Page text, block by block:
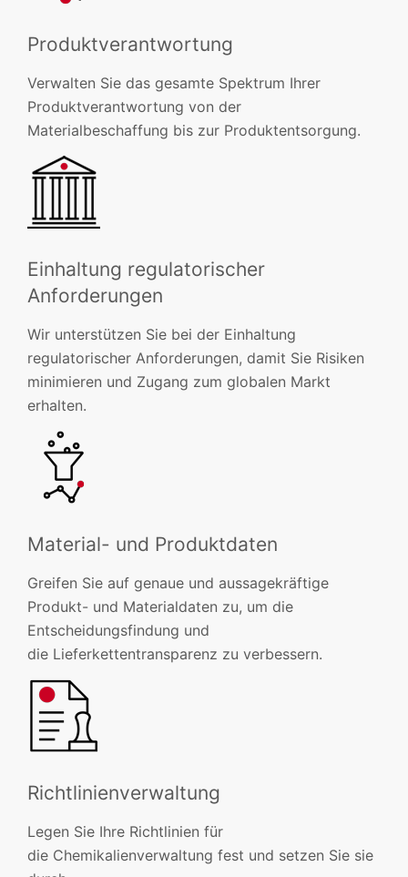
Produktverantwortung
Verwalten Sie das gesamte Spektrum Ihrer
Produktverantwortung von der
Materialbeschaffung bis zur Produktentsorgung.
Einhaltung regulatorischer
Anforderungen
Wir unterstützen Sie bei der Einhaltung
regulatorischer Anforderungen, damit Sie Risiken
minimieren und Zugang zum globalen Markt
erhalten.
Material- und Produktdaten
Greifen Sie auf genaue und aussagekräftige
Produkt- und Materialdaten zu, um die
Entscheidungsfindung und
die Lieferkettentransparenz zu verbessern.
Richtlinienverwaltung
Legen Sie Ihre Richtlinien für
die Chemikalienverwaltung fest und setzen Sie sie